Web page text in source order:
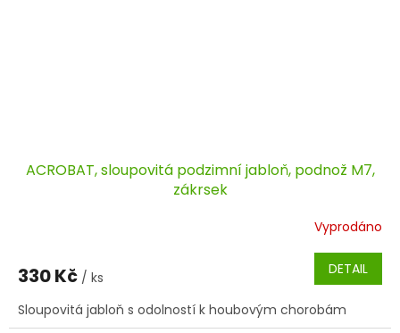
ACROBAT, sloupovitá podzimní jabloň, podnož M7,
zákrsek
Vyprodáno
330 Kč / ks DETAIL
Sloupovitá jabloň s odolností k houbovým chorobám